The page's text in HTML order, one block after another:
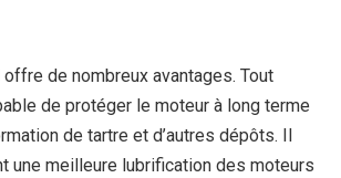
de nombreux avantages. Tout
de protéger le moteur à long terme
de tartre et d’autres dépôts. Il
une meilleure lubrification des moteurs